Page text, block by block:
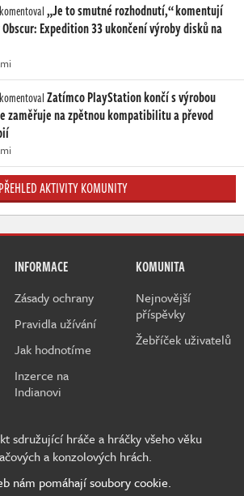
„Je to smutné rozhodnutí,“ komentují
Expedition 33 ukončení výroby disků na
Zatímco PlayStation končí s výrobou
zaměřuje na zpětnou kompatibilitu a převod
PŘEHLED AKTIVITY KOMUNITY
INFORMACE
Zásady ochrany
Pravidla užívání
Jak hodnotíme
Inzerce na
Indianovi
KOMUNITA
Nejnovější
příspěvky
Žebříček uživatelů
sdružující hráče a hráčky všeho věku
a konzolových hrách.
nám pomáhají soubory cookie.